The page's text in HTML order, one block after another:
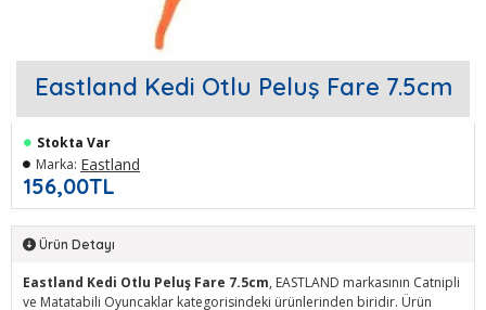
Eastland Kedi Otlu Peluş Fare 7.5cm
156,00TL
Stokta Var
Marka: Eastland
Ürün Detayı
Eastland Kedi Otlu Peluş Fare 7.5cm, EASTLAND markasının Catnipli
ve Matatabili Oyuncaklar kategorisindeki ürünlerinden biridir. Ürün